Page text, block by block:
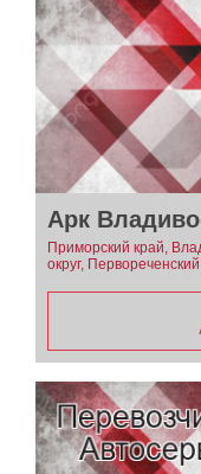
Арк
Приморский край,
округ,